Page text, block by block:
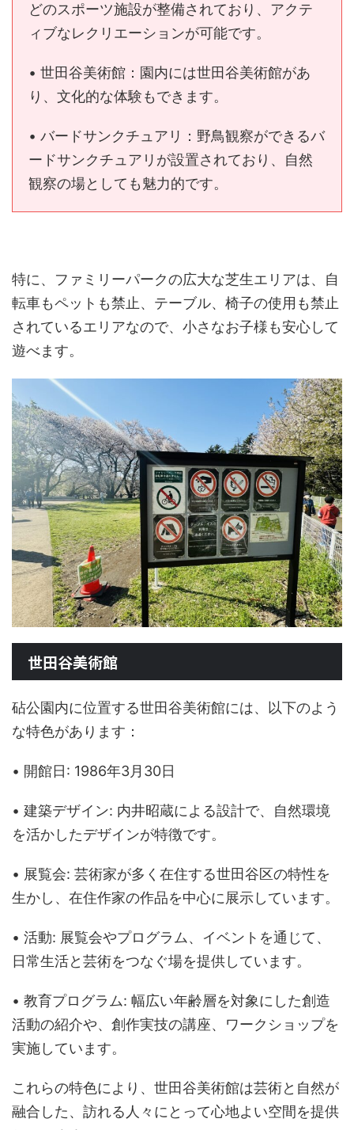
どのスポーツ施設が整備されており、アクテ
ィブなレクリエーションが可能です。
• 世田谷美術館：園内には世田谷美術館があ
り、文化的な体験もできます。
• バードサンクチュアリ：野鳥観察ができるバ
ードサンクチュアリが設置されており、自然
観察の場としても魅力的です。
特に、ファミリーパークの広大な芝生エリアは、自
転車もペットも禁止、テーブル、椅子の使用も禁止
されているエリアなので、小さなお子様も安心して
遊べます。
世田谷美術館
砧公園内に位置する世田谷美術館には、以下のよう
な特色があります：
• 開館日: 1986年3月30日
• 建築デザイン: 内井昭蔵による設計で、自然環境
を活かしたデザインが特徴です。
• 展覧会: 芸術家が多く在住する世田谷区の特性を
生かし、在住作家の作品を中心に展示しています。
• 活動: 展覧会やプログラム、イベントを通じて、
日常生活と芸術をつなぐ場を提供しています。
• 教育プログラム: 幅広い年齢層を対象にした創造
活動の紹介や、創作実技の講座、ワークショップを
実施しています。
これらの特色により、世田谷美術館は芸術と自然が
融合した、訪れる人々にとって心地よい空間を提供